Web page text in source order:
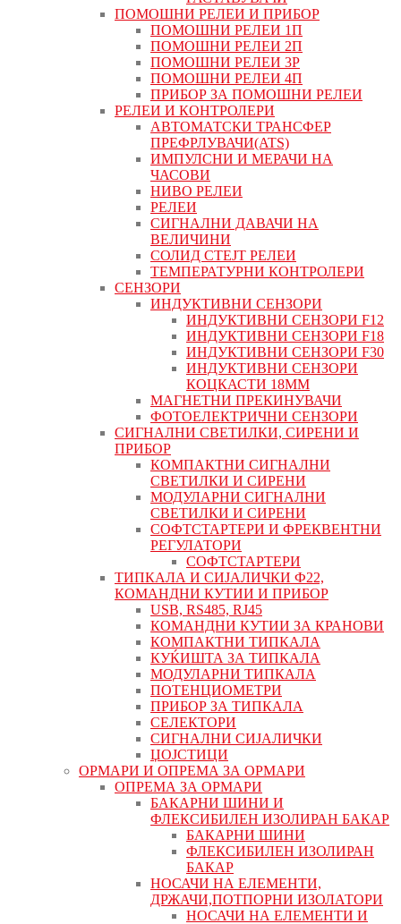
ПОМОШНИ РЕЛЕИ И ПРИБОР
ПОМОШНИ РЕЛЕИ 1П
ПОМОШНИ РЕЛЕИ 2П
ПОМОШНИ РЕЛЕИ 3P
ПОМОШНИ РЕЛЕИ 4П
ПРИБОР ЗА ПОМОШНИ РЕЛЕИ
РЕЛЕИ И КОНТРОЛЕРИ
АВТОМАТСКИ ТРАНСФЕР
ПРЕФРЛУВАЧИ(ATS)
ИМПУЛСНИ И МЕРАЧИ НА
ЧАСОВИ
НИВО РЕЛЕИ
РЕЛЕИ
СИГНАЛНИ ДАВАЧИ НА
ВЕЛИЧИНИ
СОЛИД СТЕЈТ РЕЛЕИ
ТЕМПЕРАТУРНИ КОНТРОЛЕРИ
СЕНЗОРИ
ИНДУКТИВНИ СЕНЗОРИ
ИНДУКТИВНИ СЕНЗОРИ F12
ИНДУКТИВНИ СЕНЗОРИ F18
ИНДУКТИВНИ СЕНЗОРИ F30
ИНДУКТИВНИ СЕНЗОРИ
КОЦКАСТИ 18ММ
МАГНЕТНИ ПРЕКИНУВАЧИ
ФОТОЕЛЕКТРИЧНИ СЕНЗОРИ
СИГНАЛНИ СВЕТИЛКИ, СИРЕНИ И
ПРИБОР
КОМПАКТНИ СИГНАЛНИ
СВЕТИЛКИ И СИРЕНИ
МОДУЛАРНИ СИГНАЛНИ
СВЕТИЛКИ И СИРЕНИ
СОФТСТАРТЕРИ И ФРЕКВЕНТНИ
РЕГУЛАТОРИ
СОФТСТАРТЕРИ
ТИПКАЛА И СИЈАЛИЧКИ Ф22,
КОМАНДНИ КУТИИ И ПРИБОР
USB, RS485, RJ45
КОМАНДНИ КУТИИ ЗА КРАНОВИ
КОМПАКТНИ ТИПКАЛА
КУЌИШТА ЗА ТИПКАЛА
МОДУЛАРНИ ТИПКАЛА
ПОТЕНЦИОМЕТРИ
ПРИБОР ЗА ТИПКАЛА
СЕЛЕКТОРИ
СИГНАЛНИ СИЈАЛИЧКИ
ЏОЈСТИЦИ
ОРМАРИ И ОПРЕМА ЗА ОРМАРИ
ОПРЕМА ЗА ОРМАРИ
БАКАРНИ ШИНИ И
ФЛЕКСИБИЛЕН ИЗОЛИРАН БАКАР
БАКАРНИ ШИНИ
ФЛЕКСИБИЛЕН ИЗОЛИРАН
БАКАР
НОСАЧИ НА ЕЛЕМЕНТИ,
ДРЖАЧИ,ПОТПОРНИ ИЗОЛАТОРИ
НОСАЧИ НА ЕЛЕМЕНТИ И